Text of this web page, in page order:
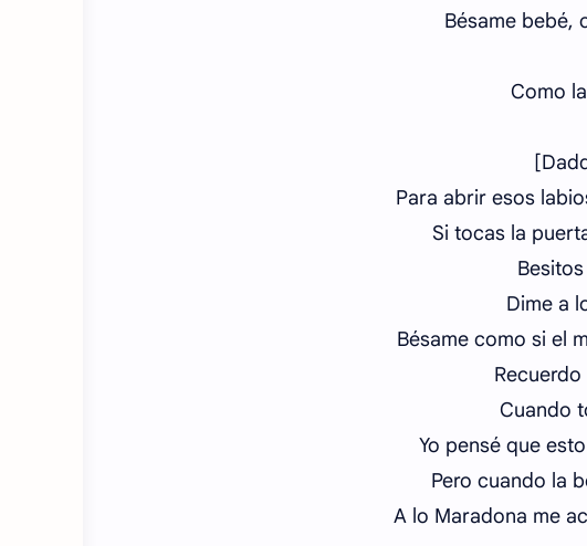
Bésame bebé,
Como
Para abrir esos
Si tocas la
Dime a
Bésame como si el
Cuando
Yo pensé que
Pero cuando la
A lo Maradona me